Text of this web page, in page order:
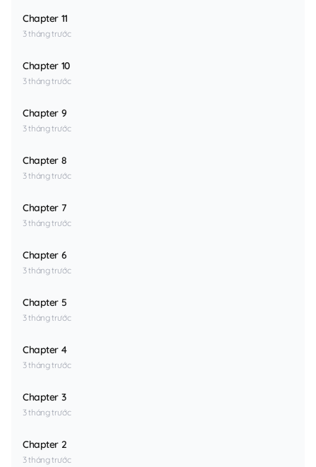
Chapter 11
3 tháng trước
Chapter 10
3 tháng trước
Chapter 9
3 tháng trước
Chapter 8
3 tháng trước
Chapter 7
3 tháng trước
Chapter 6
3 tháng trước
Chapter 5
3 tháng trước
Chapter 4
3 tháng trước
Chapter 3
3 tháng trước
Chapter 2
3 tháng trước